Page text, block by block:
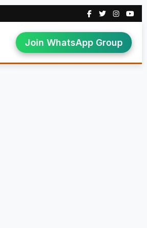
Join WhatsApp Group